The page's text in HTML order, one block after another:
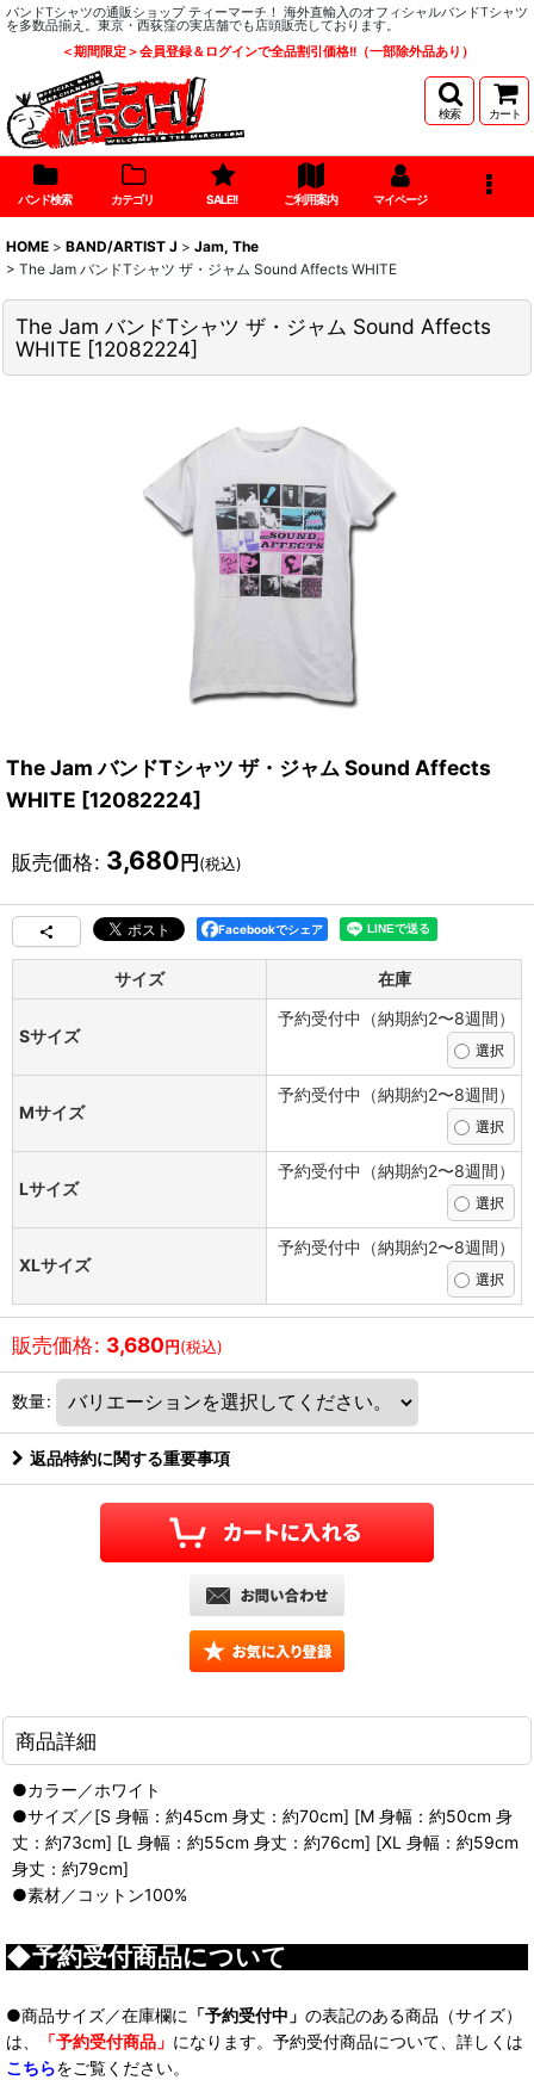
バンドTシャツの通販ショップ ティーマーチ！ 海外直輸入のオフィシャルバンドTシャツ
を多数品揃え。東京・西荻窪の実店舗でも店頭販売しております。
＜期間限定＞会員登録＆ログインで全品割引価格!!（一部除外品あり）
検索 カート
バンド検索 カテゴリ SALE!! ご利用案内 マイページ
HOME > BAND/ARTIST J > Jam, The
> The Jam バンドTシャツ ザ・ジャム Sound Affects WHITE
The Jam バンドTシャツ ザ・ジャム Sound Affects
WHITE [12082224]
The Jam バンドTシャツ ザ・ジャム Sound Affects
WHITE [12082224]
販売価格: 3,680 円 (税込)
Facebookでシェア
サイズ 在庫
Sサイズ
予約受付中（納期約2〜8週間）
Mサイズ
予約受付中（納期約2〜8週間）
Lサイズ
予約受付中（納期約2〜8週間）
XLサイズ
予約受付中（納期約2〜8週間）
販売価格: 3,680円(税込)
数量:
返品特約に関する重要事項
商品詳細
●カラー／ホワイト
●サイズ／[S 身幅：約45cm 身丈：約70cm] [M 身幅：約50cm 身
丈：約73cm] [L 身幅：約55cm 身丈：約76cm] [XL 身幅：約59cm
身丈：約79cm]
●素材／コットン100%
◆予約受付商品について
●商品サイズ／在庫欄に 「予約受付中」 の表記のある商品（サイズ）
は、
「予約受付商品」 になります。予約受付商品について、詳しくは
こちらをご覧ください。